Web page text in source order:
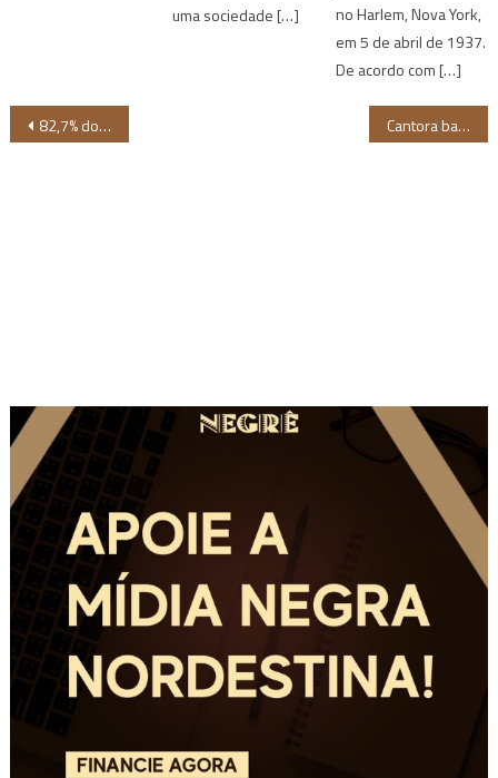
uma sociedade […]
no Harlem, Nova York,
em 5 de abril de 1937.
De acordo com […]
Navegação
82,7% dos suicídios no Nordeste são de pessoas negras, revela estudo da UFRN Cantora baiana Melly se apresenta com novo show na Caixa Cultural Fortaleza